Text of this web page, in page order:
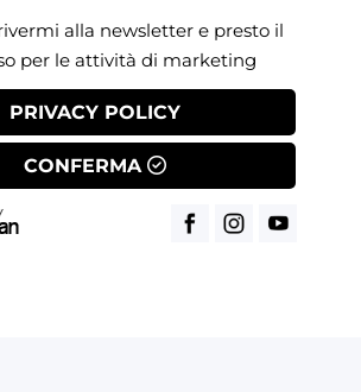
alla newsletter e presto il
per le attività di marketing
PRIVACY POLICY
CONFERMA